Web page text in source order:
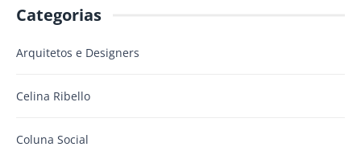
Categorias
Arquitetos e Designers
Celina Ribello
Coluna Social